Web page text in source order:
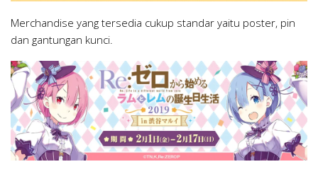
Merchandise yang tersedia cukup standar yaitu poster, pin
dan gantungan kunci.